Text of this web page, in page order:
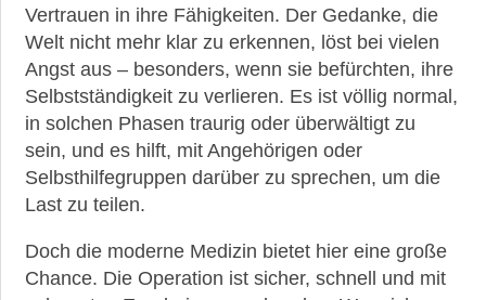
Vertrauen in ihre Fähigkeiten. Der Gedanke, die
Welt nicht mehr klar zu erkennen, löst bei vielen
Angst aus – besonders, wenn sie befürchten, ihre
Selbstständigkeit zu verlieren. Es ist völlig normal,
in solchen Phasen traurig oder überwältigt zu
sein, und es hilft, mit Angehörigen oder
Selbsthilfegruppen darüber zu sprechen, um die
Last zu teilen.
Doch die moderne Medizin bietet hier eine große
Chance. Die Operation ist sicher, schnell und mit